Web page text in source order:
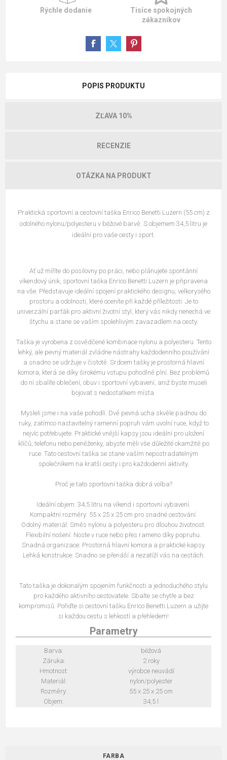
Rýchle dodanie
Tisíce spokojných
zákazníkov
POPIS PRODUKTU
ZĽAVA 10%
RECENZIE
OTÁZKA NA PRODUKT
Praktická sportovní a cestovní taška Enrico Benetti Luzern (55 cm) z
odolného nylonu/polyesteru v béžové barvě. S objemem 34,5 litru je
ideální pro vaše cesty i sport.
Ať už míříte do posilovny po práci, nebo plánujete spontánní
víkendový únik, sportovní taška Enrico Benetti Luzern je připravena
na vše. Představuje ideální spojení praktického designu, velkorysého
prostoru a odolnosti, které oceníte při každé příležitosti. Je to
univerzální parťák pro aktivní životní styl, který vás nikdy nenechá ve
štychu a stane se vaším spolehlivým zavazadlem na cesty.
Taška je vyrobena z osvědčené kombinace nylonu a polyesteru. Tento
lehký, ale pevný materiál zvládne nástrahy každodenního používání
a snadno se udržuje v čistotě. Srdcem tašky je prostorná hlavní
komora, která se díky širokému vstupu pohodlně plní. Bez problémů
do ní sbalíte oblečení, obuv i sportovní vybavení, aniž byste museli
bojovat s nedostatkem místa.
Mysleli jsme i na vaše pohodlí. Dvě pevná ucha skvěle padnou do
ruky, zatímco nastavitelný ramenní popruh vám uvolní ruce, když to
nejvíc potřebujete. Praktické vnější kapsy jsou ideální pro uložení
klíčů, telefonu nebo peněženky, abyste měli vše důležité okamžitě po
ruce. Tato cestovní taška se stane vaším nepostradatelným
společníkem na kratší cesty i pro každodenní aktivity.
Proč je tato sportovní taška dobrá volba?
Ideální objem: 34,5 litru na víkend i sportovní vybavení.
Kompaktní rozměry: 55 x 25 x 25 cm pro snadné cestování.
Odolný materiál: Směs nylonu a polyesteru pro dlouhou životnost.
Flexibilní nošení: Noste v ruce nebo přes rameno díky popruhu.
Snadná organizace: Prostorná hlavní komora a praktické kapsy.
Lehká konstrukce: Snadno se přenáší a nezatíží vás na cestách.
Tato taška je dokonalým spojením funkčnosti a jednoduchého stylu
pro každého aktivního cestovatele. Sbalte se chytře a bez
kompromisů. Pořiďte si cestovní tašku Enrico Benetti Luzern a užijte
si každou cestu s lehkostí a přehledem!
Parametry
Barva:
béžová
Záruka:
2 roky
Hmotnost:
výrobce neuvádí
Materiál:
nylon/polyester
Rozměry:
55 x 25 x 25 cm
Objem:
34,5 l
FARBA